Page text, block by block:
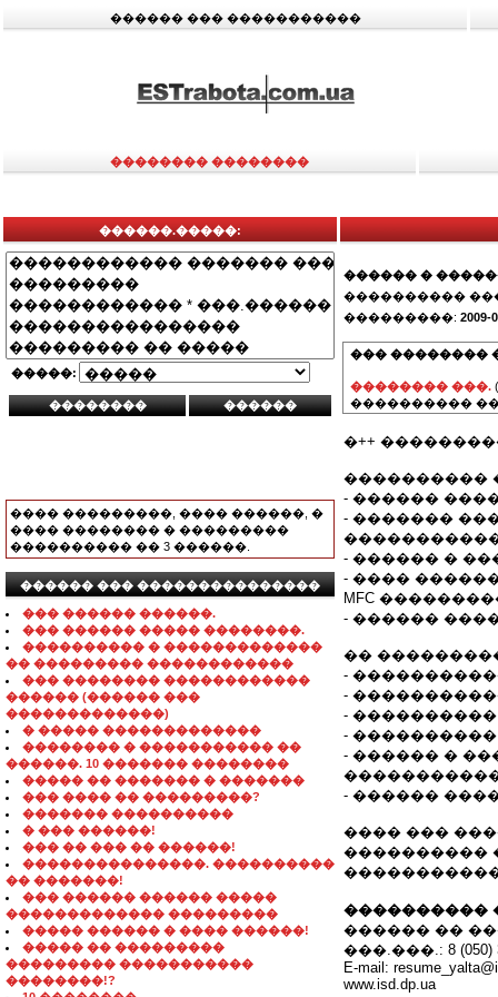
������ ��� �����������
�������� ��������
������.�����:
�����:
���� ���������, ���� ������, �
���� �������� � ���������
���������� �� 3 ������.
������ ��� ���������������
��� ������ ������.
��� ������ ����� ��������.
���������� � �������������
�� ��������� ������������
��� �������� ������������
������ (������ ���
�������������)
� ����� �������������
�������� � ����������� ��
������. 10 ������� ��������
����� �� ������� � �������
��� ���� �� ���������?
������� ����������
� ��� ������!
��� �� ��� �� ������!
���������������. ����������
�� �������!
��� ������ ������ �����
������������� ���������
����� ������ � ���� ������!
����� �� ���������
��������� �����������
��������!?
������ �
����������
���������: 2009-
��� ��������
�������� ���.
����������
�++
����������
- ������
- �������
- ������ �
- ���� ������
MFC
- ������
��
-
-
-
-
- ������ �
- ������
���� ���
����������
����������
������ ��
���.���.: 8 (050)
E-mail:
www.isd.dp.ua